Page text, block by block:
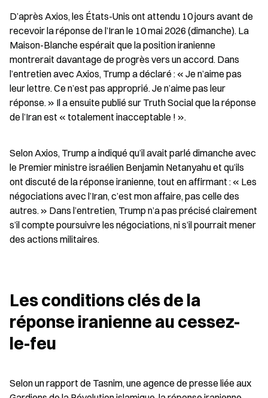
D’après Axios, les États-Unis ont attendu 10 jours avant de
recevoir la réponse de l’Iran le 10 mai 2026 (dimanche). La
Maison-Blanche espérait que la position iranienne
montrerait davantage de progrès vers un accord. Dans
l’entretien avec Axios, Trump a déclaré : « Je n’aime pas
leur lettre. Ce n’est pas approprié. Je n’aime pas leur
réponse. » Il a ensuite publié sur Truth Social que la réponse
de l’Iran est « totalement inacceptable ! ».
Selon Axios, Trump a indiqué qu’il avait parlé dimanche avec
le Premier ministre israélien Benjamin Netanyahu et qu’ils
ont discuté de la réponse iranienne, tout en affirmant : « Les
négociations avec l’Iran, c’est mon affaire, pas celle des
autres. » Dans l’entretien, Trump n’a pas précisé clairement
s’il compte poursuivre les négociations, ni s’il pourrait mener
des actions militaires.
Les conditions clés de la
réponse iranienne au cessez-
le-feu
Selon un rapport de Tasnim, une agence de presse liée aux